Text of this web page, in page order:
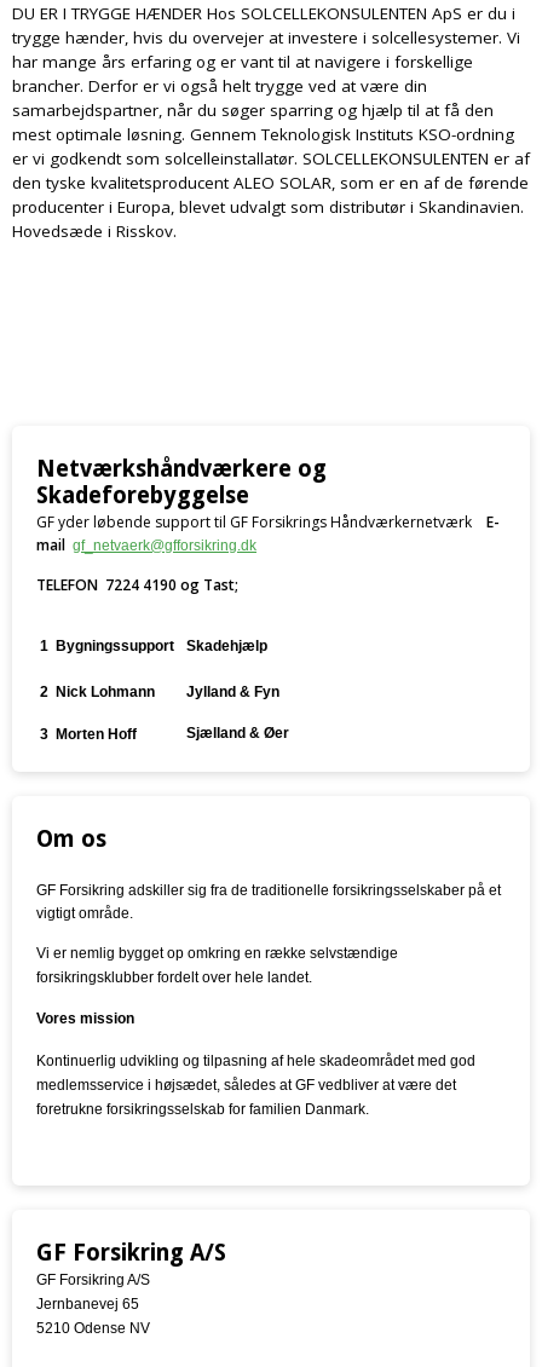
DU ER I TRYGGE HÆNDER Hos SOLCELLEKONSULENTEN ApS er du i
trygge hænder, hvis du overvejer at investere i solcellesystemer. Vi
har mange års erfaring og er vant til at navigere i forskellige
brancher. Derfor er vi også helt trygge ved at være din
samarbejdspartner, når du søger sparring og hjælp til at få den
mest optimale løsning. Gennem Teknologisk Instituts KSO-ordning
er vi godkendt som solcelleinstallatør. SOLCELLEKONSULENTEN er af
den tyske kvalitetsproducent ALEO SOLAR, som er en af de førende
producenter i Europa, blevet udvalgt som distributør i Skandinavien.
Hovedsæde i Risskov.
Netværkshåndværkere og
Skadeforebyggelse
GF yder løbende support til GF Forsikrings Håndværkernetværk E-
mail gf_netvaerk@gfforsikring.dk
TELEFON 7224 4190 og Tast;
1 Bygningssupport Skadehjælp
2 Nick Lohmann
3 Morten Hoff
Jylland & Fyn
Sjælland & Øer
Om os
GF Forsikring adskiller sig fra de traditionelle forsikringsselskaber på et
vigtigt område.
Vi er nemlig bygget op omkring en række selvstændige
forsikringsklubber fordelt over hele landet.
Vores mission
Kontinuerlig udvikling og tilpasning af hele skadeområdet med god
medlemsservice i højsædet, således at GF vedbliver at være det
foretrukne forsikringsselskab for familien Danmark.
GF Forsikring A/S
GF Forsikring A/S
Jernbanevej 65
5210 Odense NV